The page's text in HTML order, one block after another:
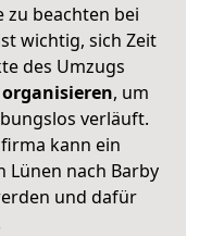
zu beachten bei
wichtig, sich Zeit
des Umzugs
organisieren, um
verläuft.
kann ein
nach Barby
und dafür